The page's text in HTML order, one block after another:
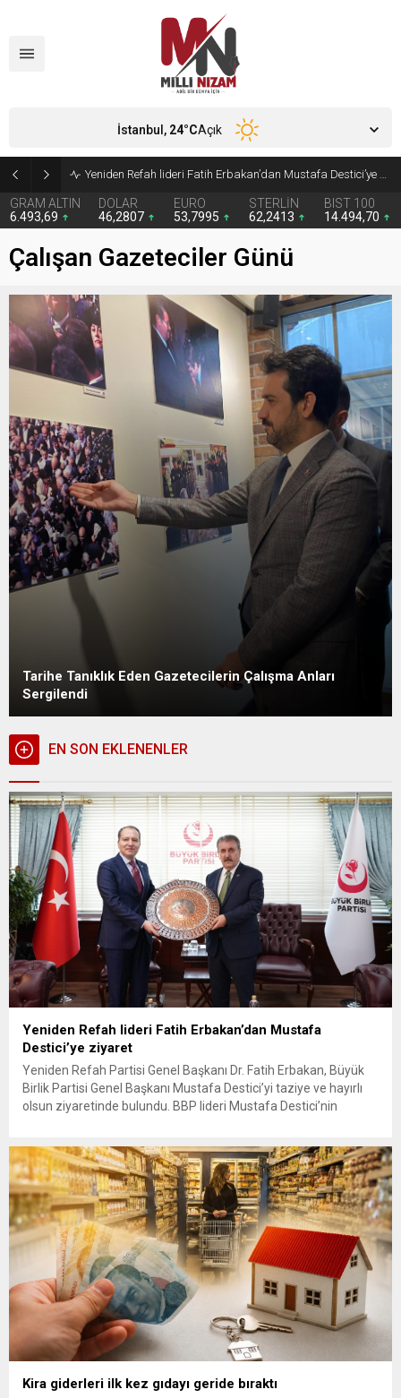
Kira giderleri ilk kez gıdayı geride bıraktı
GRAM ALTIN
6.493,69
DOLAR
46,2807
EURO
53,7995
STERLİN
62,2413
BIST 100
14.494,70
İstanbul, 24°CAçık
Çalışan Gazeteciler Günü
Tarihe Tanıklık Eden Gazetecilerin Çalışma Anları
Sergilendi
EN SON EKLENENLER
Yeniden Refah lideri Fatih Erbakan’dan Mustafa
Destici’ye ziyaret
Yeniden Refah Partisi Genel Başkanı Dr. Fatih Erbakan, Büyük
Birlik Partisi Genel Başkanı Mustafa Destici’yi taziye ve hayırlı
olsun ziyaretinde bulundu. BBP lideri Mustafa Destici’nin
başkan seçilmesi nedeniyle hayırlı olsun ziyaretinde bulunan
Erbakan’a, Genel Başkan Yardımcıları...
Kira giderleri ilk kez gıdayı geride bıraktı